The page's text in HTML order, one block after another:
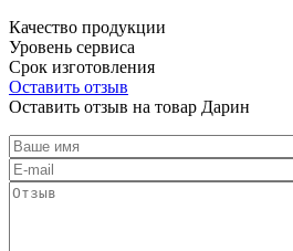
Качество продукции
Уровень сервиса
Срок изготовления
Оставить отзыв
Оставить отзыв на товар Дарин